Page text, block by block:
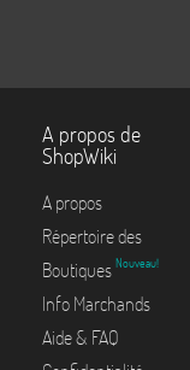
A propos de
ShopWiki
A propos
Répertoire des
Boutiques Nouveau!
Info Marchands
Aide & FAQ